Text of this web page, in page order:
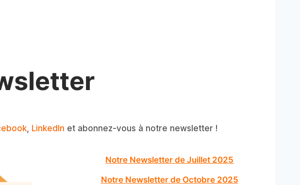
, LinkedIn et abonnez-vous à notre newsletter !
Notre Newsletter de Juillet 2025
Notre Newsletter de Octobre 2025